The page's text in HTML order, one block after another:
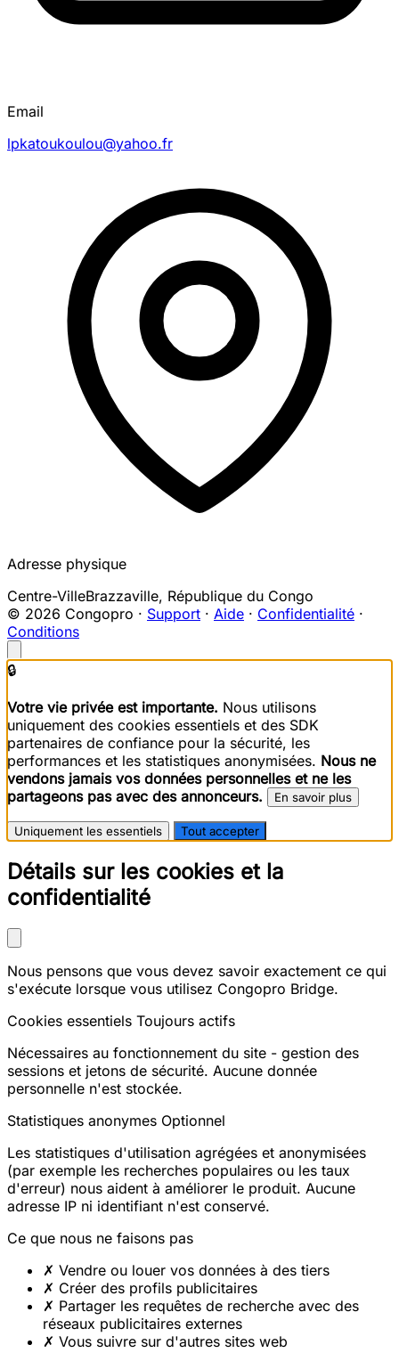
Email
lpkatoukoulou@yahoo.fr
Adresse physique
Centre-VilleBrazzaville, République du Congo
© 2026 Congopro · Support · Aide · Confidentialité ·
Conditions
🔒
Votre vie privée est importante. Nous utilisons
uniquement des cookies essentiels et des SDK
partenaires de confiance pour la sécurité, les
performances et les statistiques anonymisées. Nous ne
vendons jamais vos données personnelles et ne les
partageons pas avec des annonceurs.
En savoir plus
Uniquement les essentiels Tout accepter
Détails sur les cookies et la
confidentialité
Nous pensons que vous devez savoir exactement ce qui
s'exécute lorsque vous utilisez Congopro Bridge.
Cookies essentiels Toujours actifs
Nécessaires au fonctionnement du site - gestion des
sessions et jetons de sécurité. Aucune donnée
personnelle n'est stockée.
Statistiques anonymes Optionnel
Les statistiques d'utilisation agrégées et anonymisées
(par exemple les recherches populaires ou les taux
d'erreur) nous aident à améliorer le produit. Aucune
adresse IP ni identifiant n'est conservé.
Ce que nous ne faisons pas
✗ Vendre ou louer vos données à des tiers
✗ Créer des profils publicitaires
✗ Partager les requêtes de recherche avec des
réseaux publicitaires externes
✗ Vous suivre sur d'autres sites web